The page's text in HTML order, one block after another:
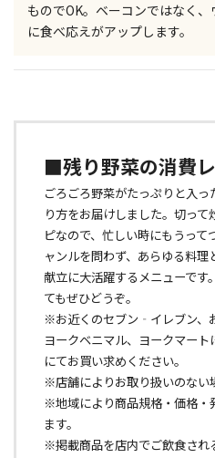
ものでOK。ベーコンではなく
に食べ応えがアップします。
■残り野菜の消費
ごろごろ野菜がたっぷりと入っ
り方をお届けしました。切っ
ピなので、忙しい時にもうっ
ャンルを問わず、あらゆる料
献立に大活躍するメニューです
てもぜひどうぞ。
※お近くのセブン‐イレブン、
ヨークベニマル、ヨークマー
にてお買い求めください。
※店舗によりお取り扱いのない
※地域により商品規格・価格・
ます。
※掲載商品を店内でご飲食され